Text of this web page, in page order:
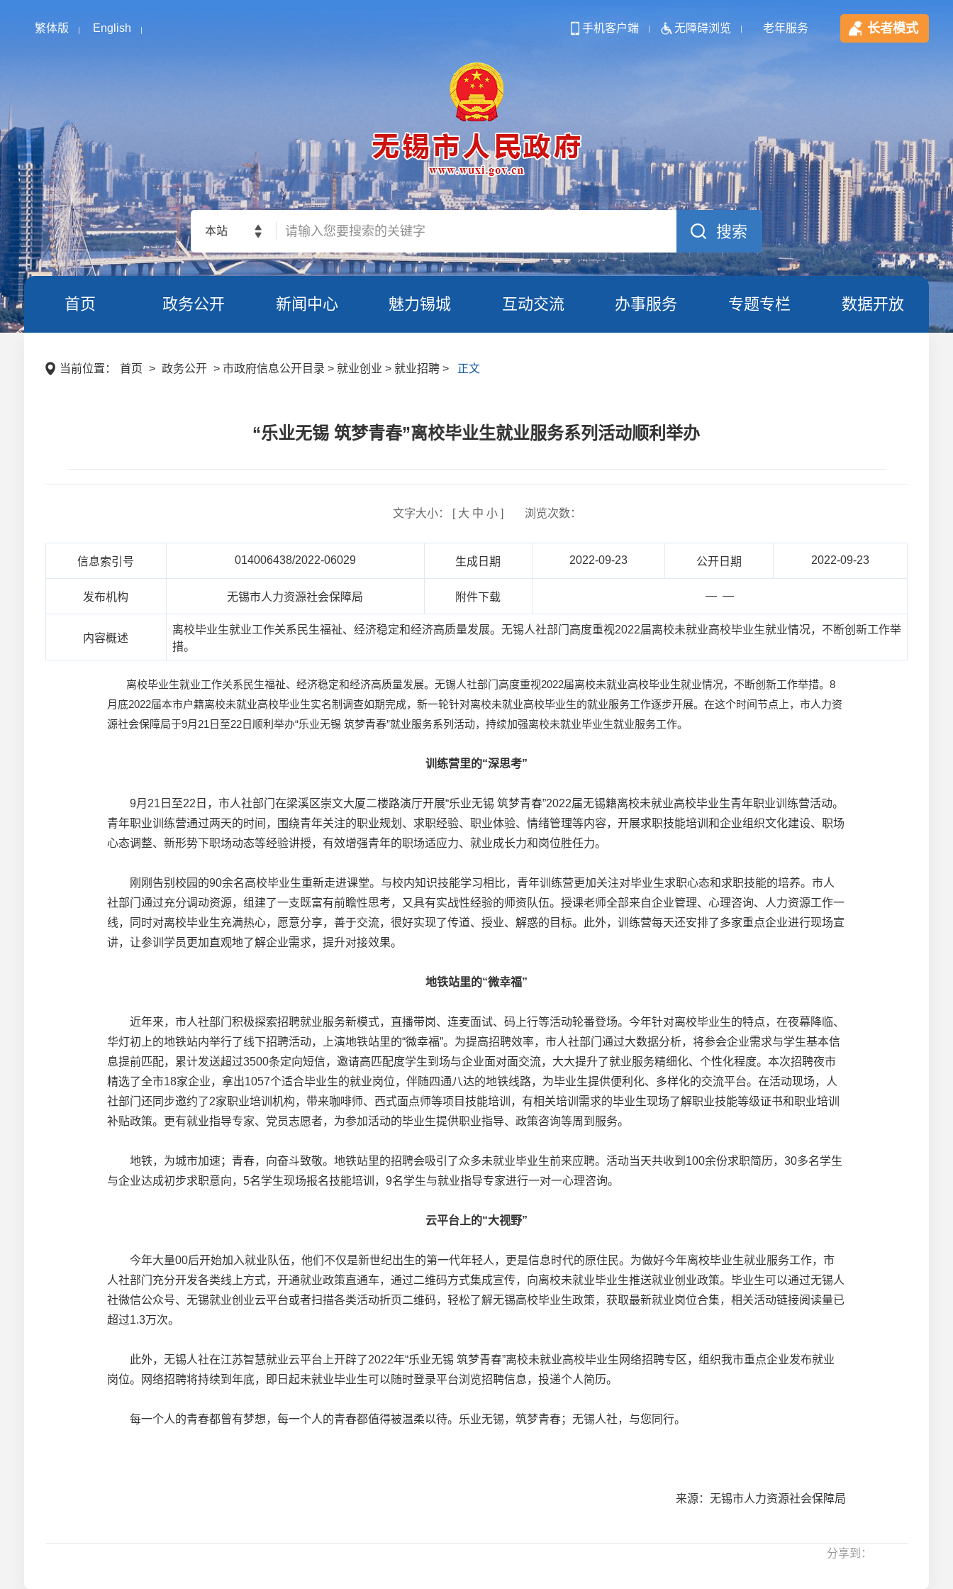
繁体版 English 手机客户端 无障碍浏览 老年服务 长者模式
本站
首页 政务公开 新闻中心 魅力锡城 互动交流 办事服务 专题专栏 数据开放
当前位置： 首页 > 政务公开 > 市政府信息公开目录 > 就业创业 > 就业招聘 > 正文
“乐业无锡 筑梦青春”离校毕业生就业服务系列活动顺利举办
文字大小： [ 大 中 小] 浏览次数：
信息索引号 014006438/2022-06029 生成日期 2022-09-23 公开日期 2022-09-23
发布机构 无锡市人力资源社会保障局 附件下载 — —
内容概述
离校毕业生就业工作关系民生福祉、经济稳定和经济高质量发展。无锡人社部门高度重视2022届离校未就业高校毕业生就业情况，不断创新工作举
措。
离校毕业生就业工作关系民生福祉、经济稳定和经济高质量发展。无锡人社部门高度重视2022届离校未就业高校毕业生就业情况，不断创新工作举措。8
月底2022届本市户籍离校未就业高校毕业生实名制调查如期完成，新一轮针对离校未就业高校毕业生的就业服务工作逐步开展。在这个时间节点上，市人力资
源社会保障局于9月21日至22日顺利举办“乐业无锡 筑梦青春”就业服务系列活动，持续加强离校未就业毕业生就业服务工作。
训练营里的“深思考”
9月21日至22日，市人社部门在梁溪区崇文大厦二楼路演厅开展“乐业无锡 筑梦青春”2022届无锡籍离校未就业高校毕业生青年职业训练营活动。
青年职业训练营通过两天的时间，围绕青年关注的职业规划、求职经验、职业体验、情绪管理等内容，开展求职技能培训和企业组织文化建设、职场
心态调整、新形势下职场动态等经验讲授，有效增强青年的职场适应力、就业成长力和岗位胜任力。
刚刚告别校园的90余名高校毕业生重新走进课堂。与校内知识技能学习相比，青年训练营更加关注对毕业生求职心态和求职技能的培养。市人
社部门通过充分调动资源，组建了一支既富有前瞻性思考，又具有实战性经验的师资队伍。授课老师全部来自企业管理、心理咨询、人力资源工作一
线，同时对离校毕业生充满热心，愿意分享，善于交流，很好实现了传道、授业、解惑的目标。此外，训练营每天还安排了多家重点企业进行现场宣
讲，让参训学员更加直观地了解企业需求，提升对接效果。
地铁站里的“微幸福”
近年来，市人社部门积极探索招聘就业服务新模式，直播带岗、连麦面试、码上行等活动轮番登场。今年针对离校毕业生的特点，在夜幕降临、
华灯初上的地铁站内举行了线下招聘活动，上演地铁站里的“微幸福”。为提高招聘效率，市人社部门通过大数据分析，将参会企业需求与学生基本信
息提前匹配，累计发送超过3500条定向短信，邀请高匹配度学生到场与企业面对面交流，大大提升了就业服务精细化、个性化程度。本次招聘夜市
精选了全市18家企业，拿出1057个适合毕业生的就业岗位，伴随四通八达的地铁线路，为毕业生提供便利化、多样化的交流平台。在活动现场，人
社部门还同步邀约了2家职业培训机构，带来咖啡师、西式面点师等项目技能培训，有相关培训需求的毕业生现场了解职业技能等级证书和职业培训
补贴政策。更有就业指导专家、党员志愿者，为参加活动的毕业生提供职业指导、政策咨询等周到服务。
地铁，为城市加速；青春，向奋斗致敬。地铁站里的招聘会吸引了众多未就业毕业生前来应聘。活动当天共收到100余份求职简历，30多名学生
与企业达成初步求职意向，5名学生现场报名技能培训，9名学生与就业指导专家进行一对一心理咨询。
云平台上的“大视野”
今年大量00后开始加入就业队伍，他们不仅是新世纪出生的第一代年轻人，更是信息时代的原住民。为做好今年离校毕业生就业服务工作，市
人社部门充分开发各类线上方式，开通就业政策直通车，通过二维码方式集成宣传，向离校未就业毕业生推送就业创业政策。毕业生可以通过无锡人
社微信公众号、无锡就业创业云平台或者扫描各类活动折页二维码，轻松了解无锡高校毕业生政策，获取最新就业岗位合集，相关活动链接阅读量已
超过1.3万次。
此外，无锡人社在江苏智慧就业云平台上开辟了2022年“乐业无锡 筑梦青春”离校未就业高校毕业生网络招聘专区，组织我市重点企业发布就业
岗位。网络招聘将持续到年底，即日起未就业毕业生可以随时登录平台浏览招聘信息，投递个人简历。
每一个人的青春都曾有梦想，每一个人的青春都值得被温柔以待。乐业无锡，筑梦青春；无锡人社，与您同行。
来源：无锡市人力资源社会保障局
分享到：